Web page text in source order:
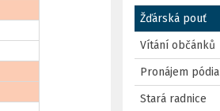
Žďárská pouť
Vítání občánků
Pronájem pódia
Stará radnice